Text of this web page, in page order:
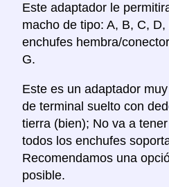
Este adaptador le
macho de tipo: A, B, C,
enchufes hembra/
G.
Este es un adaptador
de terminal suelto con
tierra (bien); No va a
todos los enchufes
Recomendamos una
posible.